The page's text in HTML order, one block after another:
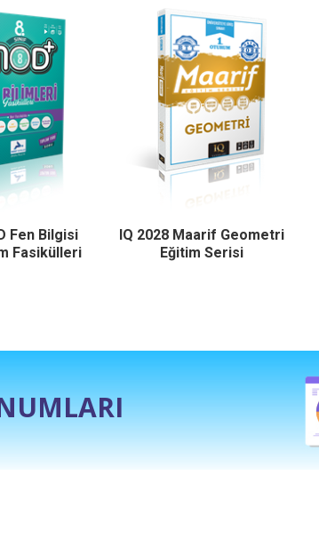
Fen Bilgisi
Fasikülleri
IQ 2028 Maarif Geometri
Eğitim Serisi